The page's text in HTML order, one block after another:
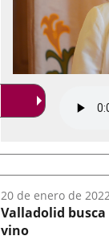
Fecha
del
audio:
20 de enero de
Valladolid
vino